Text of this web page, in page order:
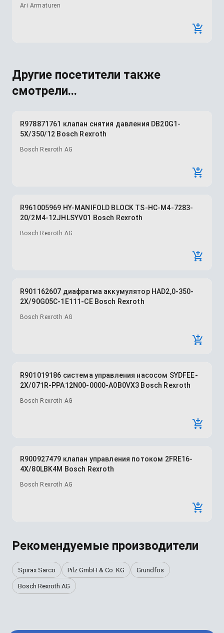
Ari Armaturen
Другие посетители также
смотрели...
R978871761 клапан снятия давления DB20G1-
5X/350/12 Bosch Rexroth
Bosch Rexroth AG
R961005969 HY-MANIFOLD BLOCK TS-HC-M4-7283-
20/2M4-12JHLSYV01 Bosch Rexroth
Bosch Rexroth AG
R901162607 диафрагма аккумулятор HAD2,0-350-
2X/90G05C-1E111-CE Bosch Rexroth
Bosch Rexroth AG
R901019186 система управления насосом SYDFEE-
2X/071R-PPA12N00-0000-A0B0VX3 Bosch Rexroth
Bosch Rexroth AG
R900927479 клапан управления потоком 2FRE16-
4X/80LBK4M Bosch Rexroth
Bosch Rexroth AG
Рекомендуемые производители
Spirax Sarco Pilz GmbH & Co. KG Grundfos
Bosch Rexroth AG